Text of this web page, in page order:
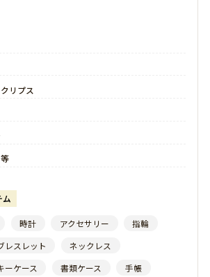
ル-
-コムデギャルソン-
リプス
ム
時計 アクセサリー
指輪
レスレット
ネックレス
ーケース 書類ケース 手帳